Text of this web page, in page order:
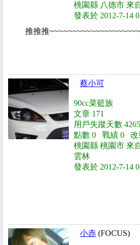
桃園縣 八德市 來
發表於 2012-7-14
推推推
蔡小可
90cc菜籃族
文章 171
用戶失蹤天數 4265
點數 0 戰績 0 改
桃園縣 桃園市 來
雲林
發表於 2012-7-14
小赤 (FOCUS)